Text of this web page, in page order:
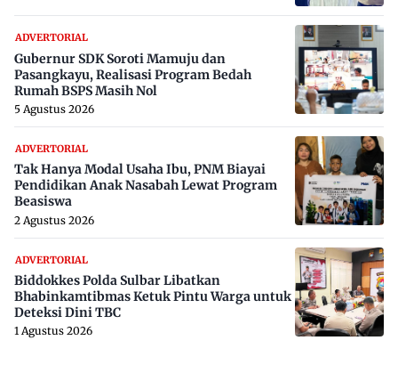
ADVERTORIAL
Gubernur SDK Soroti Mamuju dan
Pasangkayu, Realisasi Program Bedah
Rumah BSPS Masih Nol
5 Agustus 2026
ADVERTORIAL
Tak Hanya Modal Usaha Ibu, PNM Biayai
Pendidikan Anak Nasabah Lewat Program
Beasiswa
2 Agustus 2026
ADVERTORIAL
Biddokkes Polda Sulbar Libatkan
Bhabinkamtibmas Ketuk Pintu Warga untuk
Deteksi Dini TBC
1 Agustus 2026